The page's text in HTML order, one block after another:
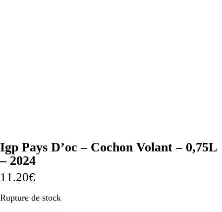
Igp Pays D’oc – Cochon Volant – 0,75L
– 2024
11.20€
Rupture de stock